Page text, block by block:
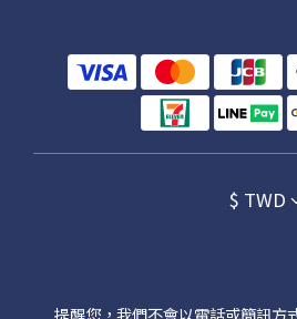
$ TWD
提醒您，我們不會以電話或簡訊方